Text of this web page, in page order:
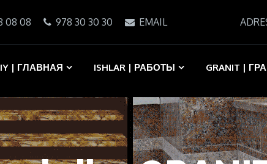
08 08 978 30 30 30 EMAIL
| ГЛАВНАЯ ISHLAR | РАБОТЫ GRANIT |